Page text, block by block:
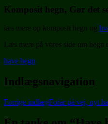
Komposit hegn, Gør det
læs mere op komposit hegn og
Læs mere på vores side om hegn
have hegn
Indlægsnavigation
Forrige indlægForår på vej, nyt